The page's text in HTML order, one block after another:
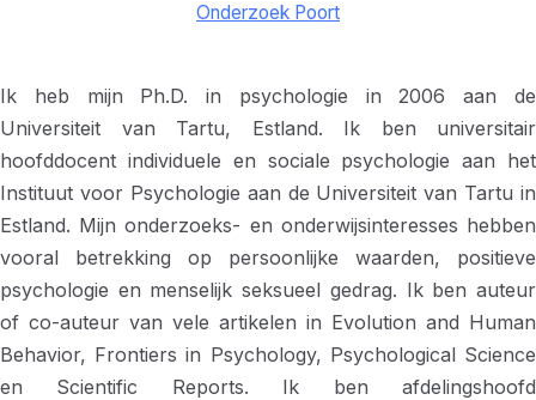
Onderzoek Poort
Ik heb mijn Ph.D. in psychologie in 2006 aan de
Universiteit van Tartu, Estland. Ik ben universitair
hoofddocent individuele en sociale psychologie aan het
Instituut voor Psychologie aan de Universiteit van Tartu in
Estland. Mijn onderzoeks- en onderwijsinteresses hebben
vooral betrekking op persoonlijke waarden, positieve
psychologie en menselijk seksueel gedrag. Ik ben auteur
of co-auteur van vele artikelen in Evolution and Human
Behavior, Frontiers in Psychology, Psychological Science
en Scientific Reports. Ik ben afdelingshoofd